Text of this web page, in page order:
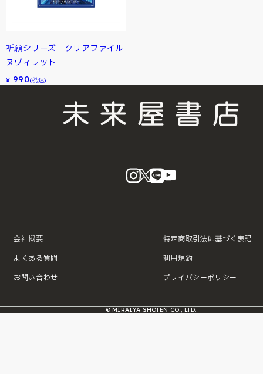
祈願シリーズ クリアファイル
ヌヴィレット
¥ 990(税込)
instagram
X LINE
会社概要
よくある質問
お問い合わせ
特定商取引法に基づく表記
利用規約
プライバシーポリシー
© MIRAIYA SHOTEN CO., LTD.